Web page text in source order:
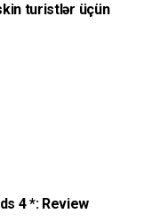
turistlər üçün
4 *: Review